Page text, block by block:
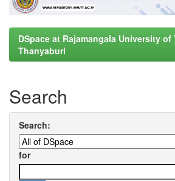
DSpace at Rajamangala University
Thanyaburi
Search
Search:
for